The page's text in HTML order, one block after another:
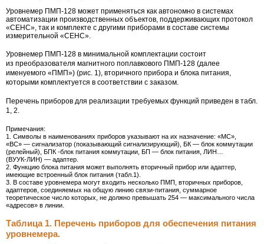
Уровнемер ПМП-128 может применяться как автономно в системах
автоматизации производственных объектов, поддерживающих протокол
«СЕНС», так и комплекте с другими приборами в составе системы
измерительной «СЕНС».
Уровнемер ПМП-128 в минимальной комплектации состоит
из преобразователя магнитного поплавкового ПМП-128 (далее
именуемого «ПМП») (рис. 1), вторичного прибора и блока питания,
которыми комплектуется в соответствии с заказом.
Перечень приборов для реализации требуемых функций приведен в табл.
1, 2.
Примечания:
1. Символы в наименованиях приборов указывают на их назначение: «МС»,
«ВС» — сигнализатор (показывающий сигнализирующий), БК — блок коммутации
(релейный), БПК -блок питания коммутации, БП — блок питания, ЛИН…
(ВУУК-ЛИН) — адаптер.
2. Функцию блока питания может выполнять вторичный прибор или адаптер,
имеющие встроенный блок питания (табл.1).
3. В составе уровнемера могут входить несколько ПМП, вторичных приборов,
адаптеров, соединяемых на общую линию связи-питания , суммарное
теоретическое число которых, не должно превышать 254 — максимального числа
«адресов» в линии.
Таблица 1. Перечень приборов для обеспечения питания
уровнемера.